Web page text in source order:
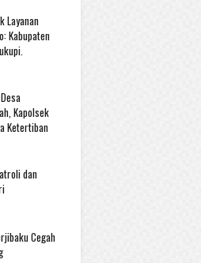
Layanan
Kabupaten
Kapolsek
Ketertiban
dan
Cegah